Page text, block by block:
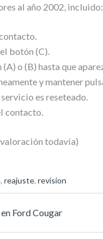
al año 2002, incluido:
botón (C).
o (B) hasta que
y mantener
es reseteado.
contacto.
todavía)
, reajuste, revision
Ford Cougar